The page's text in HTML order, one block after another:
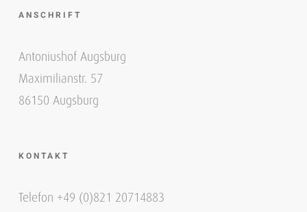
ANSCHRIFT
Antoniushof Augsburg
Maximilianstr. 57
86150 Augsburg
KONTAKT
Telefon +49 (0)821 20714883